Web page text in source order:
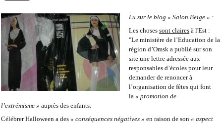
Lu sur le blog « Salon Beige » :
Les chosessont claires à l'Est :
"Le ministère de l’Education de la
région d’Omsk a publié sur son
site une lettre adressée aux
responsables d’écoles pour leur
demander de renoncer à
l’organisation de fêtes qui font
la« promotion de
l’extrémisme » auprès des enfants.
Célébrer Halloween a des « conséquences négatives » en raison de son « aspect